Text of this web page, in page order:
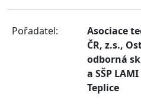
Pořadatel:
Asociace
ČR, z.s.,
odborná
a SŠP
Teplice